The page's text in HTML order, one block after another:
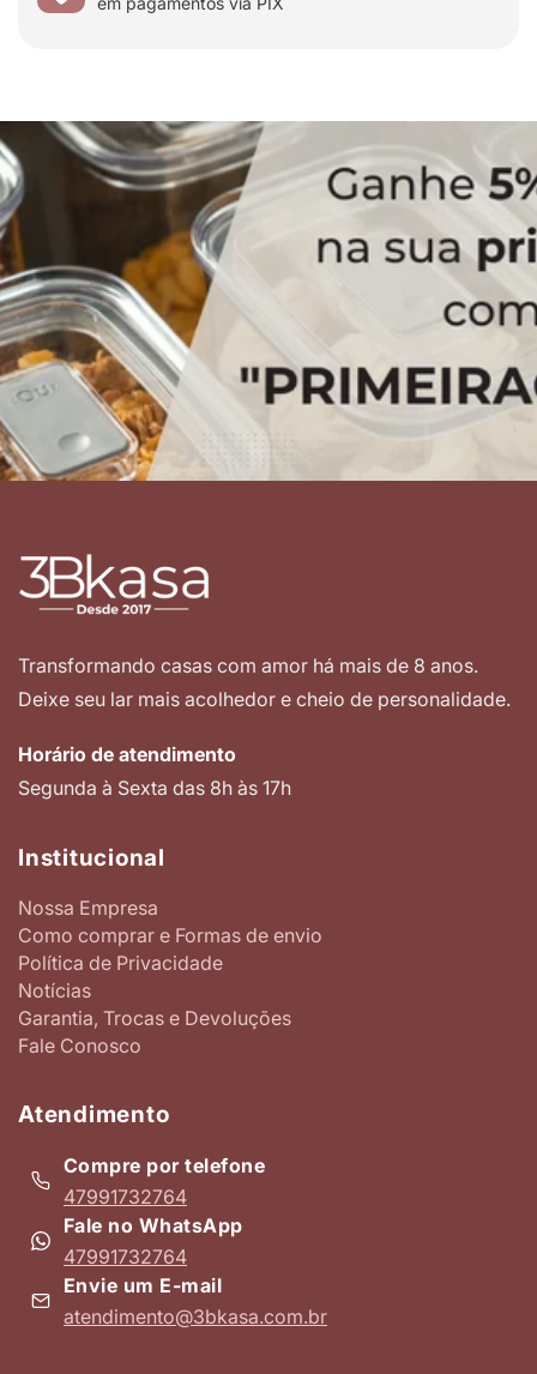
Transformando casas com amor há mais de 8 anos.
Deixe seu lar mais acolhedor e cheio de personalidade.
Horário de atendimento
Segunda à Sexta das 8h às 17h
Institucional
Nossa Empresa
Como comprar e Formas de envio
Política de Privacidade
Notícias
Garantia, Trocas e Devoluções
Fale Conosco
Atendimento
Compre por telefone
47991732764
Fale no WhatsApp
47991732764
Envie um E-mail
atendimento@3bkasa.com.br